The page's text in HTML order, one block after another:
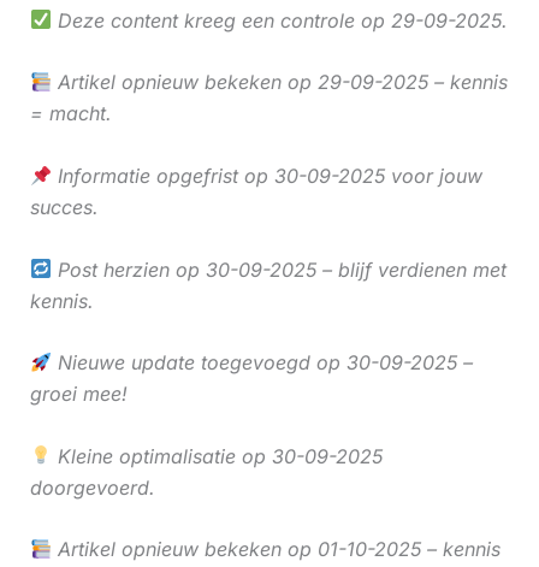
Deze content kreeg een controle op 29-09-2025.
Artikel opnieuw bekeken op 29-09-2025 – kennis
= macht.
Informatie opgefrist op 30-09-2025 voor jouw
succes.
Post herzien op 30-09-2025 – blijf verdienen met
kennis.
Nieuwe update toegevoegd op 30-09-2025 –
groei mee!
Kleine optimalisatie op 30-09-2025
doorgevoerd.
Artikel opnieuw bekeken op 01-10-2025 – kennis